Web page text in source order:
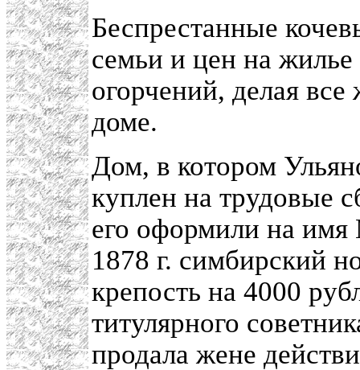
Беспрестанные
семьи и цен на
огорчений, делая
доме.
Дом, в котором
куплен на трудовые
его оформили на имя
1878 г. симбирский
крепость на 4000
титулярного
продала жене